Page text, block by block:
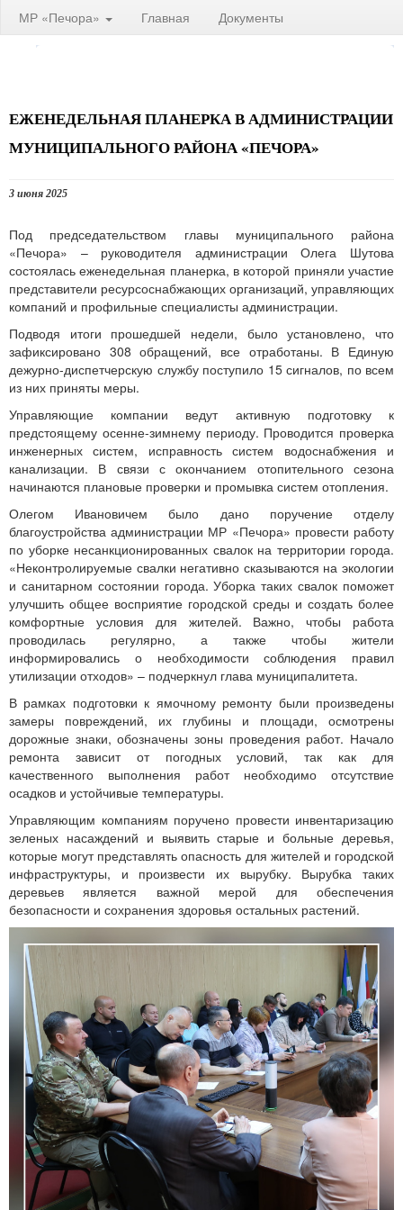
МР «Печора» Главная Документы
ЕЖЕНЕДЕЛЬНАЯ ПЛАНЕРКА В АДМИНИСТРАЦИИ
МУНИЦИПАЛЬНОГО РАЙОНА «ПЕЧОРА»
3 июня 2025
Под председательством главы муниципального района
«Печора» – руководителя администрации Олега Шутова
состоялась еженедельная планерка, в которой приняли участие
представители ресурсоснабжающих организаций, управляющих
компаний и профильные специалисты администрации.
Подводя итоги прошедшей недели, было установлено, что
зафиксировано 308 обращений, все отработаны. В Единую
дежурно-диспетчерскую службу поступило 15 сигналов, по всем
из них приняты меры.
Управляющие компании ведут активную подготовку к
предстоящему осенне-зимнему периоду. Проводится проверка
инженерных систем, исправность систем водоснабжения и
канализации. В связи с окончанием отопительного сезона
начинаются плановые проверки и промывка систем отопления.
Олегом Ивановичем было дано поручение отделу
благоустройства администрации МР «Печора» провести работу
по уборке несанкционированных свалок на территории города.
«Неконтролируемые свалки негативно сказываются на экологии
и санитарном состоянии города. Уборка таких свалок поможет
улучшить общее восприятие городской среды и создать более
комфортные условия для жителей. Важно, чтобы работа
проводилась регулярно, а также чтобы жители
информировались о необходимости соблюдения правил
утилизации отходов» – подчеркнул глава муниципалитета.
В рамках подготовки к ямочному ремонту были произведены
замеры повреждений, их глубины и площади, осмотрены
дорожные знаки, обозначены зоны проведения работ. Начало
ремонта зависит от погодных условий, так как для
качественного выполнения работ необходимо отсутствие
осадков и устойчивые температуры.
Управляющим компаниям поручено провести инвентаризацию
зеленых насаждений и выявить старые и больные деревья,
которые могут представлять опасность для жителей и городской
инфраструктуры, и произвести их вырубку. Вырубка таких
деревьев является важной мерой для обеспечения
безопасности и сохранения здоровья остальных растений.